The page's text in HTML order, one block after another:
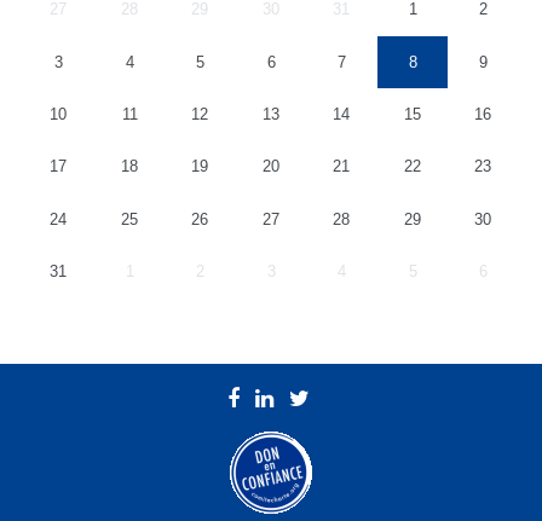
27 28 29 30 31 1 2
3 4 5 6 7 8 9
10 11 12 13 14 15 16
17 18 19 20 21 22 23
24 25 26 27 28 29 30
31 1 2 3 4 5 6